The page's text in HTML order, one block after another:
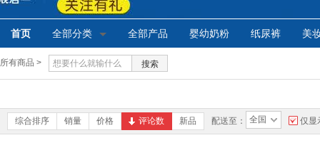
首页 全部分类 全部产品 婴幼奶粉 纸尿裤 美
所有商品 > 搜索
综合排序 销量 价格 评论数 新品 配送至： 全国 仅显